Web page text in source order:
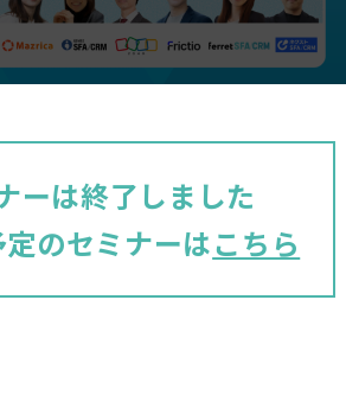
ーは終了しました
のセミナーはこちら